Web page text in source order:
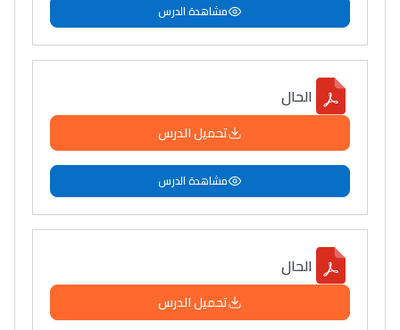
مشاهدة الدرس
الحال
تحميل الدرس
مشاهدة الدرس
الحال
تحميل الدرس